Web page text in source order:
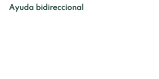
Ayuda bidireccional